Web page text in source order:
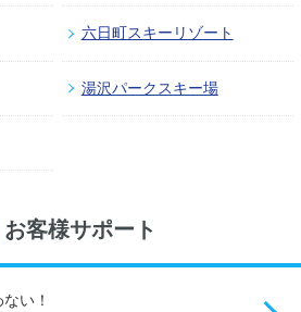
六日町スキーリゾート
湯沢パークスキー場
お客様サポート
い！